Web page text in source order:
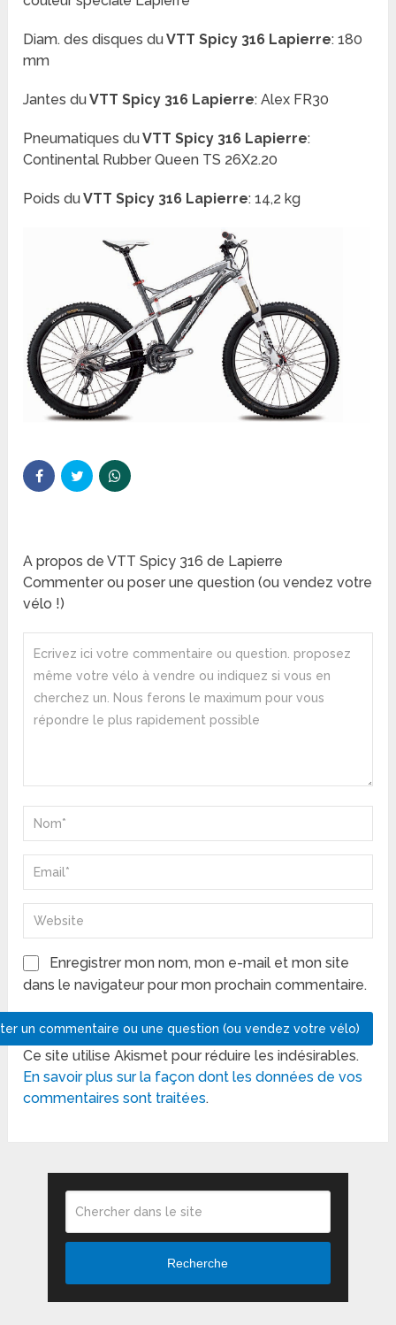
Diam. des disques duVTT Spicy 316 Lapierre: 180
mm
Jantes duVTT Spicy 316 Lapierre: Alex FR30
Pneumatiques duVTT Spicy 316 Lapierre:
Continental Rubber Queen TS 26X2.20
Poids duVTT Spicy 316 Lapierre: 14,2 kg
A propos de VTT Spicy 316 de Lapierre
Commenter ou poser une question (ou vendez votre
vélo !)
Enregistrer mon nom, mon e-mail et mon site
dans le navigateur pour mon prochain commentaire.
Ce site utilise Akismet pour réduire les indésirables.
En savoir plus sur la façon dont les données de vos
commentaires sont traitées.
Recherche